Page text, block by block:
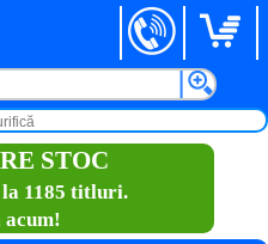
STOC
1185 titluri.